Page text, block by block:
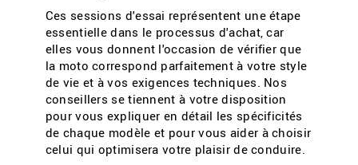
Ces sessions d'essai représentent une étape
essentielle dans le processus d'achat, car
elles vous donnent l'occasion de vérifier que
la moto correspond parfaitement à votre style
de vie et à vos exigences techniques. Nos
conseillers se tiennent à votre disposition
pour vous expliquer en détail les spécificités
de chaque modèle et pour vous aider à choisir
celui qui optimisera votre plaisir de conduire.